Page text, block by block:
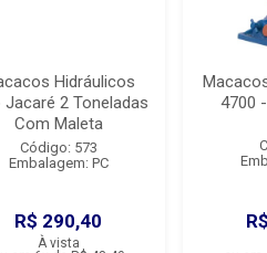
Hidráulicos
Jacaré 2 Toneladas
Com Maleta
Código: 573
Embalagem: PC
R$ 290,40
À vista
4700